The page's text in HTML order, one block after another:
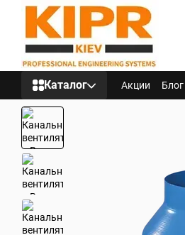
Перейти к основному контенту
Каталог Акции Блог